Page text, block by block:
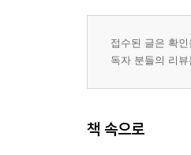
[공부머리 독서법
3. 단기간에 언어능
슬로리딩 : 샅샅이
접수된 글은 확
독자 분들의 리
책 속으로